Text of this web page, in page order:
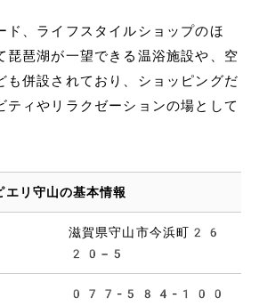
ド、ライフスタイルショップのほ
琵琶湖が一望できる温浴施設や、空
も併設されており、ショッピングだ
ティやリラクゼーションの場として
エリ守山の基本情報
滋賀県守山市今浜町26
20−5
077-584-100